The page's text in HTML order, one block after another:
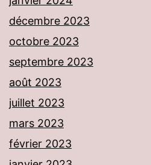
décembre 2023
octobre 2023
septembre 2023
août 2023
juillet 2023
mars 2023
février 2023